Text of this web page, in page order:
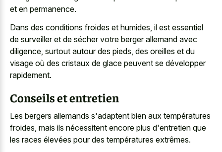
et en permanence.
Dans des conditions froides et humides, il est essentiel
de surveiller et de sécher votre berger allemand avec
diligence, surtout autour des pieds, des oreilles et du
visage où des cristaux de glace peuvent se développer
rapidement.
Conseils et entretien
Les bergers allemands s'adaptent bien aux températures
froides, mais ils nécessitent encore plus d'entretien que
les races élevées pour des températures extrêmes.